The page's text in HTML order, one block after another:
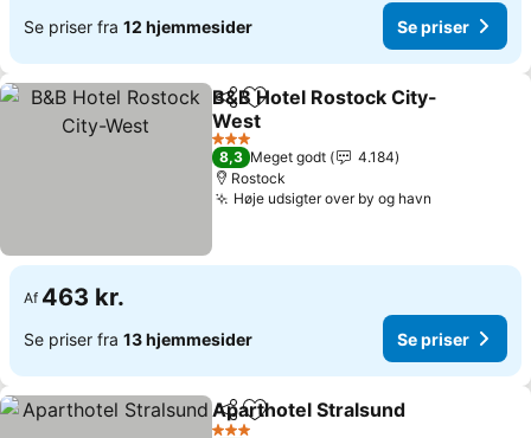
Se priser fra 12 hjemmesider Se priser
Del Føj til favoritter
B&B Hotel Rostock City-
West
3 Stjerner
8,3 Meget godt
4.184
Rostock
Høje udsigter over by og havn
Af 463 kr.
Se priser fra 13 hjemmesider Se priser
Del Føj til favoritter
Aparthotel Stralsund